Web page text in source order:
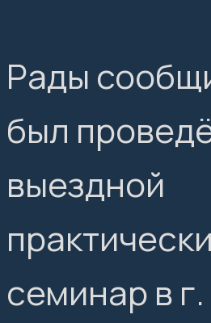
Рады
был
выездной
семинар в г.